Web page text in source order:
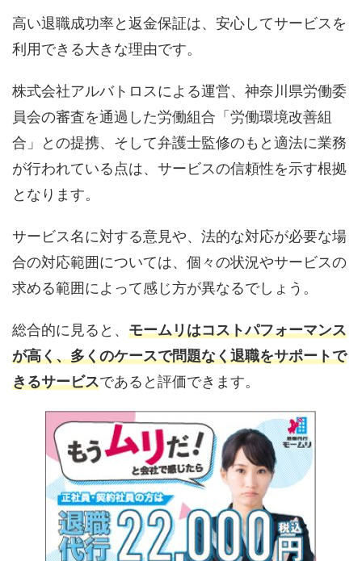
高い退職成功率と返金保証は、安心してサービスを
利用できる大きな理由です。
株式会社アルバトロスによる運営、神奈川県労働委
員会の審査を通過した労働組合「労働環境改善組
合」との提携、そして弁護士監修のもと適法に業務
が行われている点は、サービスの信頼性を示す根拠
となります。
サービス名に対する意見や、法的な対応が必要な場
合の対応範囲については、個々の状況やサービスの
求める範囲によって感じ方が異なるでしょう。
総合的に見ると、 モームリはコストパフォーマンス
が高く、多くのケースで問題なく退職をサポートで
きるサービスであると評価できます。